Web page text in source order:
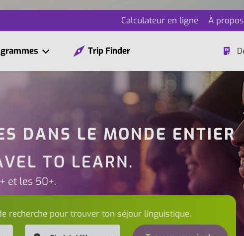
Calculateur en ligne À
Trip Finder
DANS LE MONDE ENTIER
TO LEARN.
et les 50+.
recherche pour trouver ton séjour linguistique.